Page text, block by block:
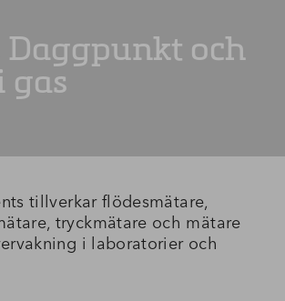
Daggpunkt och
gas
tillverkar flödesmätare,
tryckmätare och mätare
i laboratorier och